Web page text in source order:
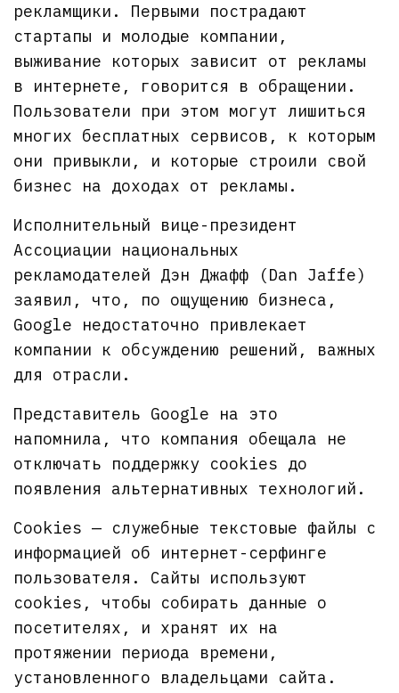
рекламщики. Первыми пострадают
стартапы и молодые компании,
выживание которых зависит от рекламы
в интернете, говорится в обращении.
Пользователи при этом могут лишиться
многих бесплатных сервисов, к которым
они привыкли, и которые строили свой
бизнес на доходах от рекламы.
Исполнительный вице-президент
Ассоциации национальных
рекламодателей Дэн Джафф (Dan Jaffe)
заявил, что, по ощущению бизнеса,
Goоgle недостаточно привлекает
компании к обсуждению решений, важных
для отрасли.
Представитель Google на это
напомнила, что компания обещала не
отключать поддержку cookies до
появления альтернативных технологий.
Cookies — служебные текстовые файлы с
информацией об интернет-серфинге
пользователя. Сайты используют
cookies, чтобы собирать данные о
посетителях, и хранят их на
протяжении периода времени,
установленного владельцами сайта.